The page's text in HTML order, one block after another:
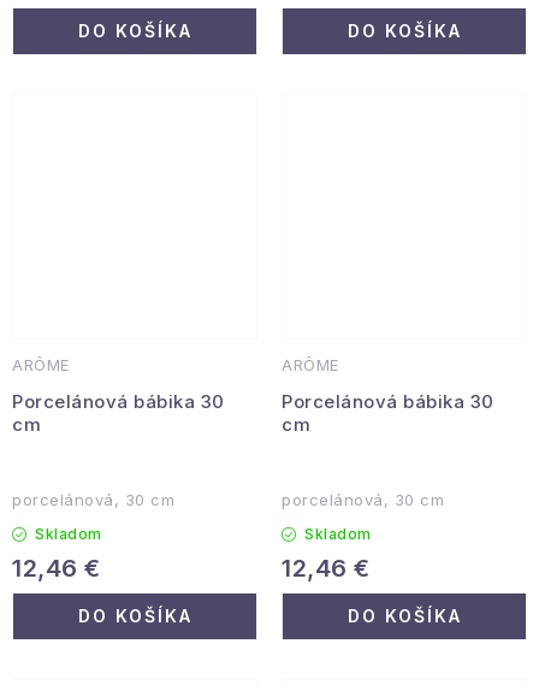
DO KOŠÍKA DO KOŠÍKA
ARÔME
Porcelánová bábika 30
cm
porcelánová, 30 cm
Skladom
12,46 €
DO KOŠÍKA
ARÔME
Porcelánová bábika 30
cm
porcelánová, 30 cm
Skladom
12,46 €
DO KOŠÍKA